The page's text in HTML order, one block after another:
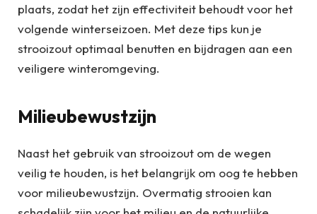
plaats, zodat het zijn effectiviteit behoudt voor het
volgende winterseizoen. Met deze tips kun je
strooizout optimaal benutten en bijdragen aan een
veiligere winteromgeving.
Milieubewustzijn
Naast het gebruik van strooizout om de wegen
veilig te houden, is het belangrijk om oog te hebben
voor milieubewustzijn. Overmatig strooien kan